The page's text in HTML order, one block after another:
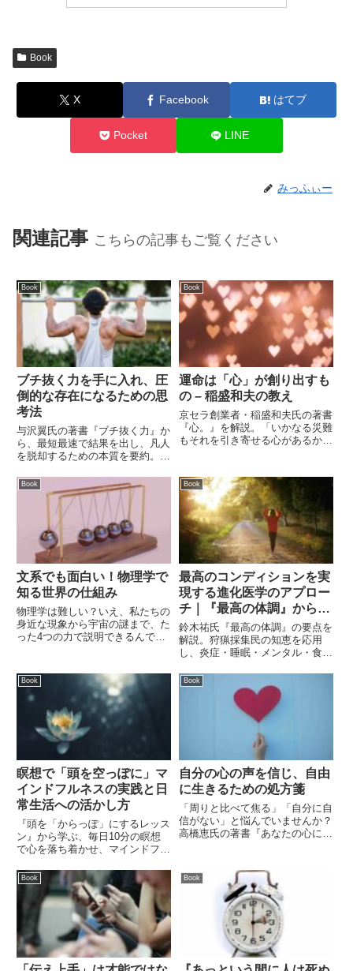
Book
X Facebook はてブ
Pocket LINE
みっふぃー
関連記事 こちらの記事もご覧ください
Book
ブチ抜く力を手に入れ、圧
倒的な存在になるための思
考法
与沢翼氏の著書『ブチ抜く力』か
ら、最短最速で結果を出し、凡人
を脱却するための本質を要約。セ
間、自己決定の重要性など、圧倒
的成果を出すための思考法を徹底
解説します。
Book
運命は「心」が創り出すも
の – 稲盛和夫の教え
京セラ創業者・稲盛和夫氏の著書
『心。』を解説。「いかなる災難
もそれを引き寄せる心があるから
心の重要性を紹介。運命を自ら切
り開くための教訓と秘訣を学びま
す。
Book
文系でも面白い！物理学で
知る世界の仕組み
物理学は難しい？いえ、私たちの
身近な現象から宇宙の謎まで、た
った4つの力で説明できるんで
に迫ります。
Book
最高のコンディションを実
現する進化医学のアプロー
チ｜『最高の体調』から学
ぶ
鈴木祐氏『最高の体調』の要点を
解説。狩猟採集民の知恵を応用
し、炎症・睡眠・メンタル・食事
実現する方法を具体的に紹介。現
代の「肥満環境」を乗りこなす進
化医学のアプローチ。
Book
瞑想で「頭を空っぽに」マ
インドフルネスの実践と日
常生活への活かし方
『頭を「からっぽ」にするレッス
ン』から学ぶ、毎日10分の瞑想
で心を落ち着かせ、マインドフル
ビル・ゲイツも絶賛する心の平静
を取り戻す方法をご紹介します。
Book
自分の心の声を信じ、自由
に生きるための処方箋
「周りと比べて焦る」「自分に自
信がない」と悩んでいませんか？
高橋恵氏の著書『あなたの心に聞
つの処方箋を解説。自己肯定感を
高め、心穏やかに過ごすためのヒ
ントを凝縮しました。
Book Book